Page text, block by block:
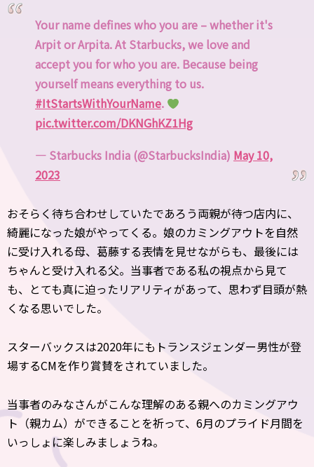
Your name defines who you are – whether it's
Arpit or Arpita. At Starbucks, we love and
accept you for who you are. Because being
yourself means everything to us.
#ItStartsWithYourName.
pic.twitter.com/DKNGhKZ1Hg
— Starbucks India (@StarbucksIndia) May 10,
2023
おそらく待ち合わせしていたであろう両親が待つ店内に、
綺麗になった娘がやってくる。娘のカミングアウトを自然
に受け入れる母、葛藤する表情を見せながらも、最後には
ちゃんと受け入れる父。当事者である私の視点から見て
も、とても真に迫ったリアリティがあって、思わず目頭が熱
くなる思いでした。
スターバックスは2020年にもトランスジェンダー男性が登
場するCMを作り賞賛をされていました。
当事者のみなさんがこんな理解のある親へのカミングアウ
ト（親カム）ができることを祈って、6月のプライド月間を
いっしょに楽しみましょうね。